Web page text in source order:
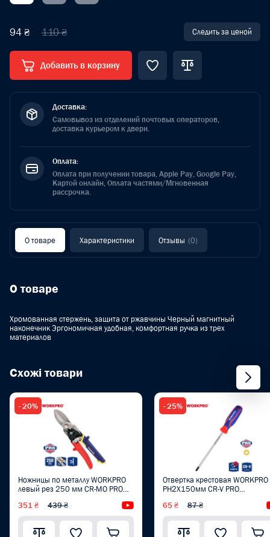
94 ₴ 110 ₴ Следить за ценой
Добавить в корзину
Доставка:
Самовывоз из отделений почтовых операторов,
доставка курьером к двери.
Оплата:
Оплата при получении товара, Apple Pay, Google Pay,
Картой онлайн, Оплата частями/Мгновенная
рассрочка.
О товаре Характеристики Отзывы (0)
О товаре
Хромованная стержень, защита от ржавчины Черный магнитный
наконечник Эргономичная удобная, комфортная ручка из трех
материалов
Схожі товари
- 20%
Ножницы по металлу WORKPRO
левый рез 250 мм CR-MO PRO
351 ₴ 439 ₴ Видеообзор
- 25%
Отвертка крестовая WORKPRO
PH2X150мм CR-V PRO
65 ₴ 87 ₴